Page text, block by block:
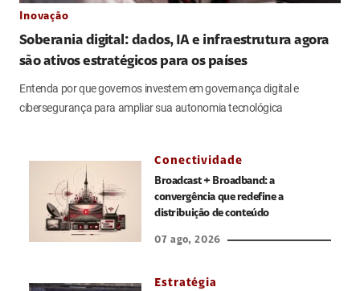
Inovação
Soberania digital: dados, IA e infraestrutura agora
são ativos estratégicos para os países
Entenda por que governos investem em governança digital e
cibersegurança para ampliar sua autonomia tecnológica
Conectividade
Broadcast + Broadband: a
convergência que redefine a
distribuição de conteúdo
07 ago, 2026
Estratégia